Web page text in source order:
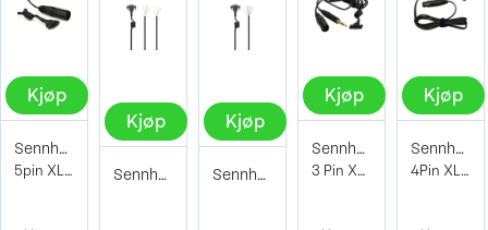
Kjøp
Sennheiser cable-II-X5
5pin XLR til headset med Helix kontakt
Kjøp
Sennheiser Headset Cable 8
Kjøp
Sennheiser Headset Cable 6
Kjøp
Sennheiser Cable X3K1-GOLD
3 Pin XLR og Jack til Helix headsett
Kjøp
Sennheiser cable-II-X4F
4Pin XLR female til Helix headsett